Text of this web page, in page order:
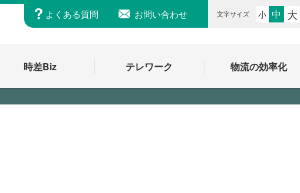
よくある質問 お問い合わせ 文字サイズ 小 中 大
時差Biz テレワーク 物流の効率化